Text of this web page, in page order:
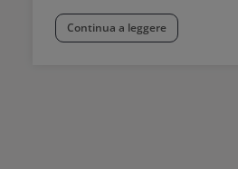
Continua a leggere